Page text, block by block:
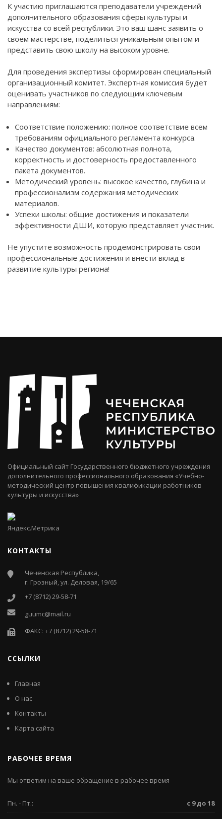
К участию приглашаются преподаватели учреждений
дополнительного образования сферы культуры и
искусства со всей республики. Это ваш шанс заявить о
своем мастерстве, поделиться уникальным опытом и
представить свою школу на высоком уровне.
Для проведения экспертизы сформирован специальный
организационный комитет. Экспертная комиссия будет
оценивать участников по следующим ключевым
направлениям:
Соответствие положению: полное соответствие всем
требованиям официального регламента конкурса.
Качество документов: абсолютная полнота,
корректность и достоверность предоставленного
пакета документов.
Методический уровень: высокое качество, глубина и
профессионализм содержания методических
материалов.
Успехи школы: общие достижения и показатели
эффективности ДШИ, которую представляет участник.
Не упустите возможность продемонстрировать свои
профессиональные достижения и внести вклад в
развитие культуры региона!
Официальный сайт Государственного бюджетного учреждения
дополнительного профессионального образования «Учебно-
методический центр повышения квалификации работников
культуры и искусства»
КОНТАКТЫ
Чеченская Республика,
г. Грозный, ул. Деловая, 19/65
+7 (8712) 29-58-71
guumc@mail.ru
ФАКС: +7 (8712) 29-58-71
ССЫЛКИ
Главная
О нас
Контакты
Карта сайта
РАБОЧЕЕ ВРЕМЯ
Мы ответим на ваше обращение в рабочее время
Пн. - Пт.:
с 9 до 18